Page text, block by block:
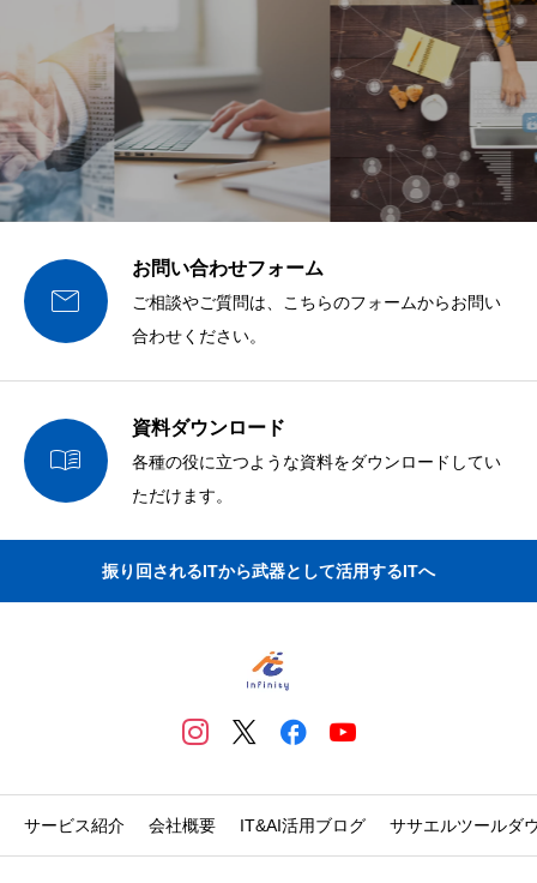

お問い合わせフォーム
ご相談やご質問は、こちらのフォームからお問い
合わせください。

資料ダウンロード
各種の役に立つような資料をダウンロードしてい
ただけます。
振り回されるITから武器として活用するITへ
サービス紹介 会社概要 IT&AI活用ブログ ササエルツールダ